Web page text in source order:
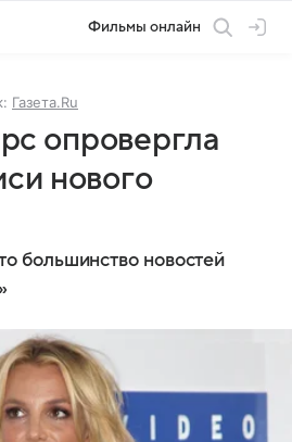
Фильмы онлайн
Газета.Ru
опровергла
нового
большинство новостей